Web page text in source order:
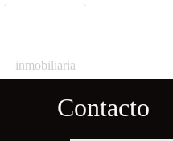
inmobiliaria
Contacto